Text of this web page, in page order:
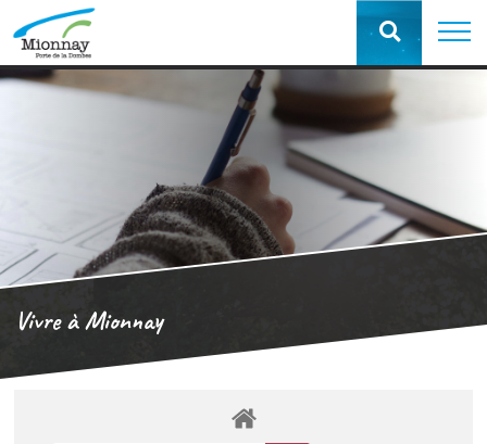
Vivre à Mionnay